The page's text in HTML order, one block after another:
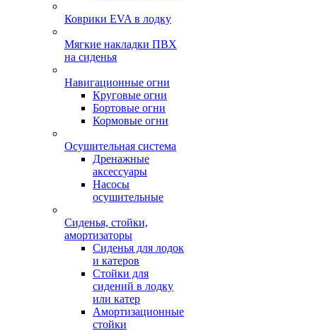
Коврики EVA в лодку
Мягкие накладки ПВХ
на сиденья
Навигационные огни
Круговые огни
Бортовые огни
Кормовые огни
Осушительная система
Дренажные
аксессуары
Насосы
осушительные
Сиденья, стойки,
амортизаторы
Сиденья для лодок
и катеров
Стойки для
сидений в лодку
или катер
Амортизационные
стойки